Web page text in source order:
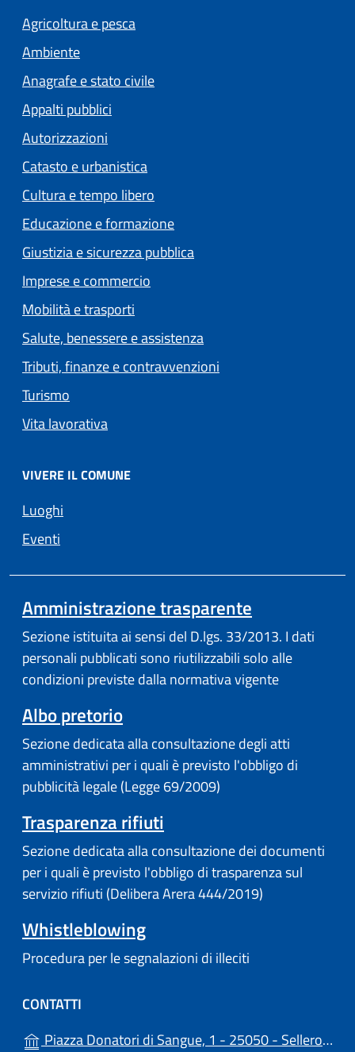
Agricoltura e pesca
Ambiente
Anagrafe e stato civile
Appalti pubblici
Autorizzazioni
Catasto e urbanistica
Cultura e tempo libero
Educazione e formazione
Giustizia e sicurezza pubblica
Imprese e commercio
Mobilità e trasporti
Salute, benessere e assistenza
Tributi, finanze e contravvenzioni
Turismo
Vita lavorativa
VIVERE IL COMUNE
Luoghi
Eventi
Amministrazione trasparente
Sezione istituita ai sensi del D.lgs. 33/2013. I dati
personali pubblicati sono riutilizzabili solo alle
condizioni previste dalla normativa vigente
Albo pretorio
Sezione dedicata alla consultazione degli atti
amministrativi per i quali è previsto l'obbligo di
pubblicità legale (Legge 69/2009)
Trasparenza rifiuti
Sezione dedicata alla consultazione dei documenti
per i quali è previsto l'obbligo di trasparenza sul
servizio rifiuti (Delibera Arera 444/2019)
Whistleblowing
Procedura per le segnalazioni di illeciti
CONTATTI
Piazza Donatori di Sangue, 1 - 25050 - Sellero (BS)